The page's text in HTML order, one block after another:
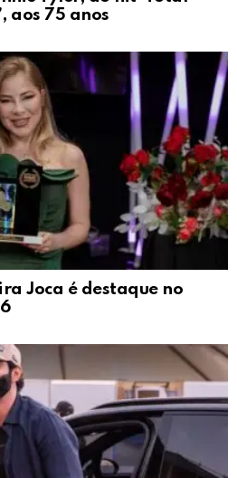
aos 75 anos
Joca é destaque no